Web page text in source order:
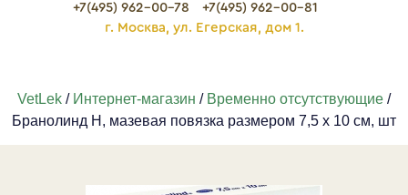
+7(495) 962-00-78
+7(495) 962-00-81
г. Москва, ул. Егерская, дом 1.
VetLek / Интернет-магазин / Временно отсутствующие /
Бранолинд Н, мазевая повязка размером 7,5 х 10 см, шт